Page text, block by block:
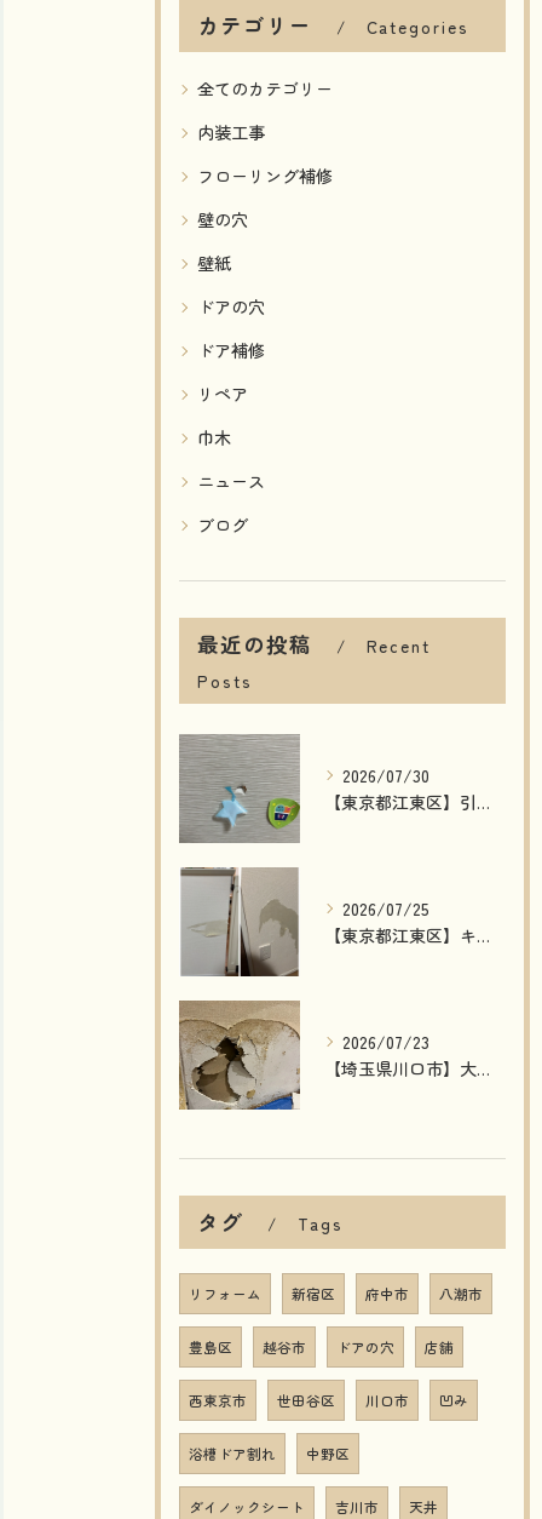
カテゴリー Categories
全てのカテゴリー
内装工事
フローリング補修
壁の穴
壁紙
ドアの穴
ドア補修
リペア
巾木
ニュース
ブログ
最近の投稿
Recent
Posts
2026/07/30
【東京都江東区】引き戸の穴補修｜模様付き建具もリペアで自然な仕上がり！費用削減・短納期で対応
2026/07/25
【東京都江東区】キッチンカウンター下・玄関の壁剥がれを補修｜石膏ボードから丁寧に修復した施工事例
2026/07/23
【埼玉県川口市】大型店舗の壁穴補修｜湿気で劣化した壁を石膏ボード交換で原状回復！
タグ Tags
リフォーム 新宿区 府中市 八潮市
豊島区 越谷市 ドアの穴 店舗
西東京市 世田谷区 川口市 凹み
浴槽ドア割れ 中野区
ダイノックシート 吉川市 天井